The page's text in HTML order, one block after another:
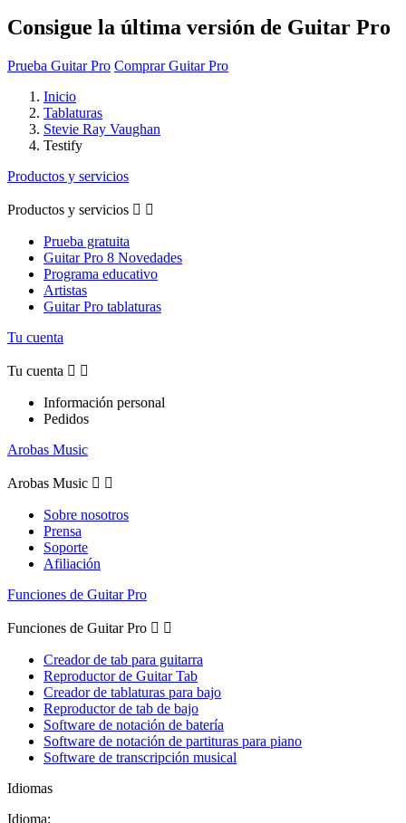
Consigue la última versión de Guitar Pro
Prueba Guitar Pro Comprar Guitar Pro
Inicio
Tablaturas
Stevie Ray Vaughan
Testify
Productos y servicios
Productos y servicios  
Prueba gratuita
Guitar Pro 8 Novedades
Programa educativo
Artistas
Guitar Pro tablaturas
Tu cuenta
Tu cuenta  
Información personal
Pedidos
Arobas Music
Arobas Music  
Sobre nosotros
Prensa
Soporte
Afiliación
Funciones de Guitar Pro
Funciones de Guitar Pro  
Creador de tab para guitarra
Reproductor de Guitar Tab
Creador de tablaturas para bajo
Reproductor de tab de bajo
Software de notación de batería
Software de notación de partituras para piano
Software de transcripción musical
Idiomas
Idioma: